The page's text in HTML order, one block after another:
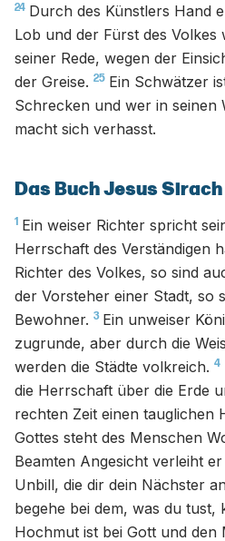
24 Durch des Künstlers Hand
Lob und der Fürst des Volkes
seiner Rede, wegen der
der Greise. 25 Ein Schwätzer
Schrecken und wer in seinen
macht sich verhasst.
Das Buch Jesus Sirach
1 Ein weiser Richter spricht
Herrschaft des Verständigen
Richter des Volkes, so sind
der Vorsteher einer Stadt, so
Bewohner. 3 Ein unweiser
zugrunde, aber durch die
werden die Städte volkreich. 4
die Herrschaft über die Erde
rechten Zeit einen tauglichen
Gottes steht des Menschen
Beamten Angesicht verleiht
Unbill, die dir dein Nächster
begehe bei dem, was du tust,
Hochmut ist bei Gott und den